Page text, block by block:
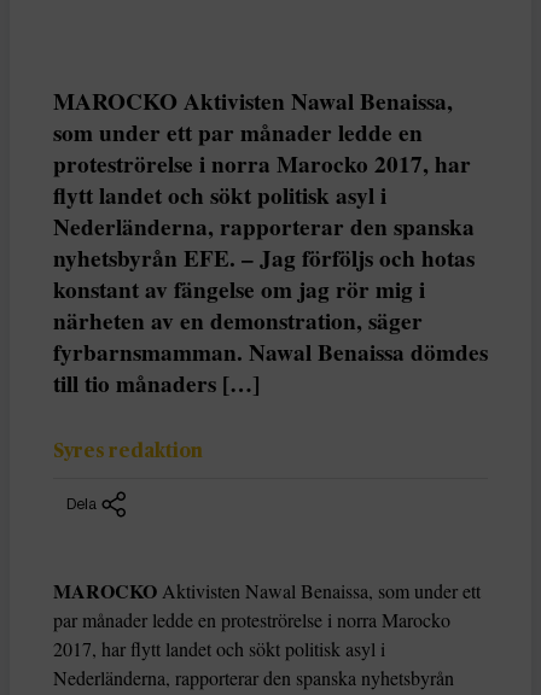
MAROCKO Aktivisten Nawal Benaissa,
som under ett par månader ledde en
proteströrelse i norra Marocko 2017, har
flytt landet och sökt politisk asyl i
Nederländerna, rapporterar den spanska
nyhetsbyrån EFE. – Jag förföljs och hotas
konstant av fängelse om jag rör mig i
närheten av en demonstration, säger
fyrbarnsmamman. Nawal Benaissa dömdes
till tio månaders […]
Syres redaktion
Dela
MAROCKO Aktivisten Nawal Benaissa, som under ett
par månader ledde en proteströrelse i norra Marocko
2017, har flytt landet och sökt politisk asyl i
Nederländerna, rapporterar den spanska nyhetsbyrån